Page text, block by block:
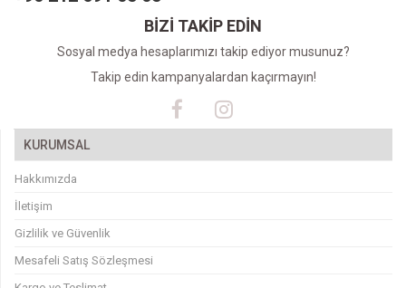
BİZİ TAKİP EDİN
Sosyal medya hesaplarımızı takip ediyor musunuz?
Takip edin kampanyalardan kaçırmayın!
KURUMSAL
Hakkımızda
İletişim
Gizlilik ve Güvenlik
Mesafeli Satış Sözleşmesi